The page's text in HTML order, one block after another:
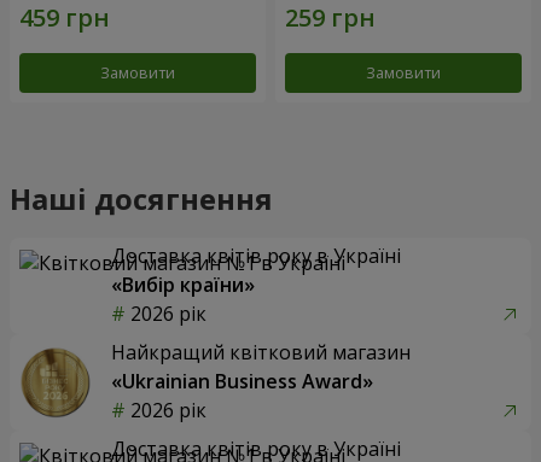
Замовити Замовити
Наші досягнення
Доставка квітів року в Україні
«Вибір країни»
2026 рік
Найкращий квітковий магазин
«Ukrainian Business Award»
2026 рік
Доставка квітів року в Україні